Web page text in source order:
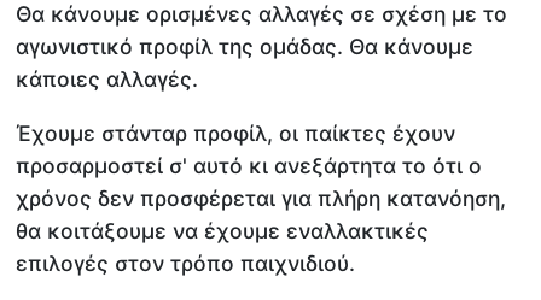
Θα κάνουμε ορισμένες αλλαγές σε σχέση με το
αγωνιστικό προφίλ της ομάδας. Θα κάνουμε
κάποιες αλλαγές.
Έχουμε στάνταρ προφίλ, οι παίκτες έχουν
προσαρμοστεί σ' αυτό κι ανεξάρτητα το ότι ο
χρόνος δεν προσφέρεται για πλήρη κατανόηση,
θα κοιτάξουμε να έχουμε εναλλακτικές
επιλογές στον τρόπο παιχνιδιού.